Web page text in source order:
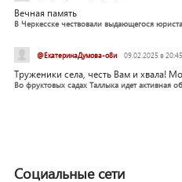
Вечная память
В Черкесске чествовали выдающегося
@ЕкатеринаДумова-о8и 09.02.2025 в 20:45
Труженики села, честь Вам и хвала!
Во фруктовых садах Таллыка идет активная
Социальные сети